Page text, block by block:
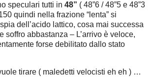
speculari tutti in 48” ( 48”6 / 48”5 e 48”3
quindi nella frazione “lenta” si
dell’acido lattico, cosa mai successa
soffro abbastanza – L’arrivo è veloce,
forse debilitato dallo stato
tirare ( maledetti velocisti eh eh ) …